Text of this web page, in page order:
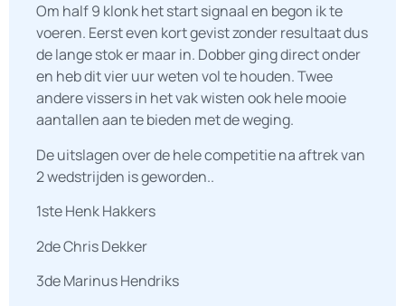
Om half 9 klonk het start signaal en begon ik te
voeren. Eerst even kort gevist zonder resultaat dus
de lange stok er maar in. Dobber ging direct onder
en heb dit vier uur weten vol te houden. Twee
andere vissers in het vak wisten ook hele mooie
aantallen aan te bieden met de weging.
De uitslagen over de hele competitie na aftrek van
2 wedstrijden is geworden..
1ste Henk Hakkers
2de Chris Dekker
3de Marinus Hendriks